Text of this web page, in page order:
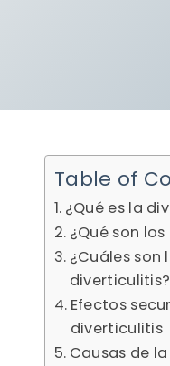
Table of
¿Qué es la
¿Qué son
¿Cuáles son
diverticulitis?
Efectos
diverticulitis
Causas de